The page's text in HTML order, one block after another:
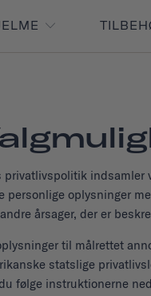
privatlivspolitik
personlige oplysninger
årsager, der er
til målrettet
statslige
følge instruktionerne